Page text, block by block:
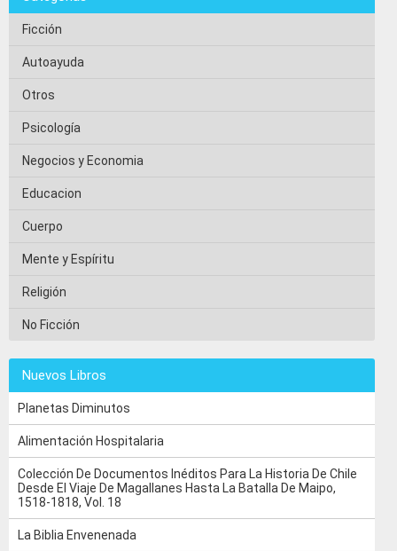
Ficción
Autoayuda
Otros
Psicología
Negocios y Economia
Educacion
Cuerpo
Mente y Espíritu
Religión
No Ficción
Nuevos Libros
Planetas Diminutos
Alimentación Hospitalaria
Colección De Documentos Inéditos Para La Historia De Chile
Desde El Viaje De Magallanes Hasta La Batalla De Maipo,
1518-1818, Vol. 18
La Biblia Envenenada